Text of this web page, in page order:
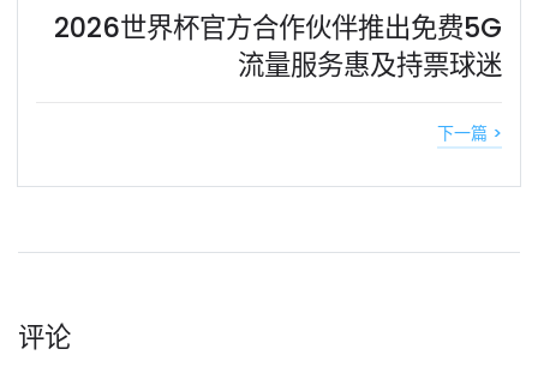
2026世界杯官方合作伙伴推出免费5G
流量服务惠及持票球迷
下一篇 >
评论